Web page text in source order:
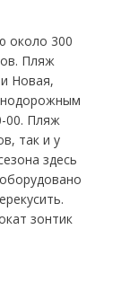
около 300
Пляж
Новая,
00. Пляж
так и у
здесь
зонтик